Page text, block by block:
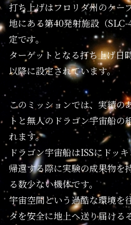
打ち上げはフロリダ州のケー
地にある第40発射施設（
定です。
ターゲットとなる打ち上げ日
以降に設定されています。
このミッションでは、実績の
トと無人のドラゴン宇宙船の
れます。
ドラゴン宇宙船はISSにドッ
帰還する際に実験の成果物を
る数少ない機体です。
宇宙空間という過酷な環境を
タを安全に地上へ送り届ける